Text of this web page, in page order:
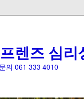
렌즈 심리
의 061 333 4010